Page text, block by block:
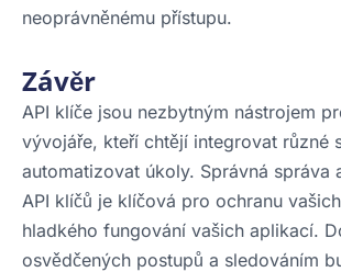
neoprávněnému přístupu.
Závěr
API klíče jsou nezbytným nástrojem
vývojáře, kteří chtějí integrovat různé
automatizovat úkoly. Správná správa
API klíčů je klíčová pro ochranu
hladkého fungování vašich aplikací.
osvědčených postupů a sledováním